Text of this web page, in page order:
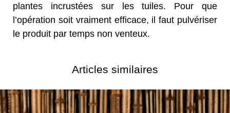
plantes incrustées sur les tuiles. Pour que
l’opération soit vraiment efficace, il faut pulvériser
le produit par temps non venteux.
Articles similaires